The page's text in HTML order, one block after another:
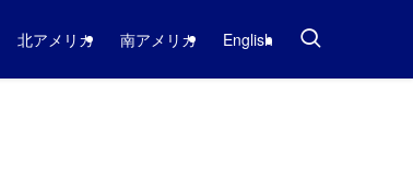
北アメリカ 南アメリカ English